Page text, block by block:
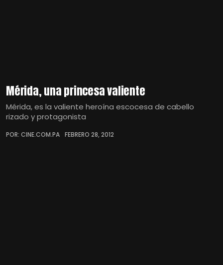
Mérida, una princesa valiente
Mérida, es la valiente heroína escocesa de cabello
rizado y protagonista
POR: CINE.COM.PA FEBRERO 28, 2012